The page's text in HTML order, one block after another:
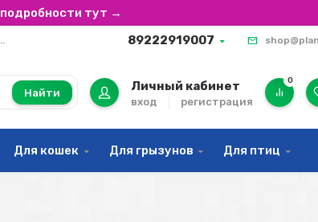
подробности тут →
89222919007
Найти Личный кабинет
вход регистрация
0
Для кошек Для грызунов Для птиц